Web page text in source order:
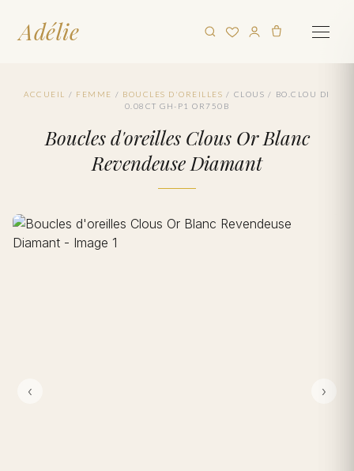
Adélie
ACCUEIL / FEMME / BOUCLES D'OREILLES / CLOUS / BO.CLOU DI
0.08CT GH-P1 OR750B
Boucles d'oreilles Clous Or Blanc
Revendeuse Diamant
‹ ›